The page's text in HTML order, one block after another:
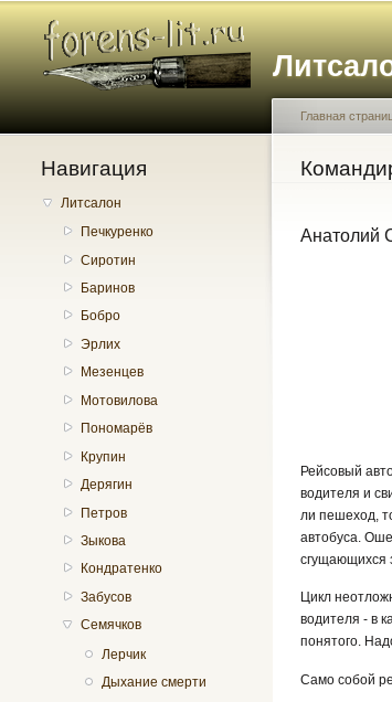
Навигация
Литсалон
Печкуренко
Сиротин
Баринов
Бобро
Эрлих
Мезенцев
Мотовилова
Пономарёв
Крупин
Дерягин
Петров
Зыкова
Кондратенко
Забусов
Семячков
Лерчик
Дыхание смерти
Вы здесь
Главная
Анатолий
Рейсовый
водителя и
ли пешеход,
автобуса.
сгущающихся
Цикл
водителя - в
понятого.
Само собой